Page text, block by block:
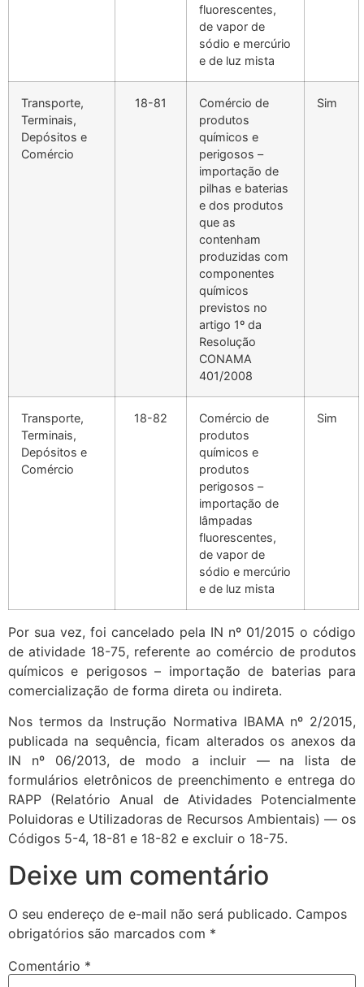
fluorescentes,
de vapor de
sódio e mercúrio
e de luz mista
Transporte,
Terminais,
Depósitos e
Comércio
18-81
Comércio de
produtos
químicos e
perigosos –
importação de
pilhas e baterias
e dos produtos
que as
contenham
produzidas com
componentes
químicos
previstos no
artigo 1º da
Resolução
CONAMA
401/2008
Sim
Transporte,
Terminais,
Depósitos e
Comércio
18-82
Comércio de
produtos
químicos e
produtos
perigosos –
importação de
lâmpadas
fluorescentes,
de vapor de
sódio e mercúrio
e de luz mista
Sim
Por sua vez, foi cancelado pela IN nº 01/2015 o código
de atividade 18-75, referente ao comércio de produtos
químicos e perigosos – importação de baterias para
comercialização de forma direta ou indireta.
Nos termos da Instrução Normativa IBAMA nº 2/2015,
publicada na sequência, ficam alterados os anexos da
IN nº 06/2013, de modo a incluir — na lista de
formulários eletrônicos de preenchimento e entrega do
RAPP (Relatório Anual de Atividades Potencialmente
Poluidoras e Utilizadoras de Recursos Ambientais) — os
Códigos 5-4, 18-81 e 18-82 e excluir o 18-75.
Deixe um comentário
O seu endereço de e-mail não será publicado. Campos
obrigatórios são marcados com *
Comentário *